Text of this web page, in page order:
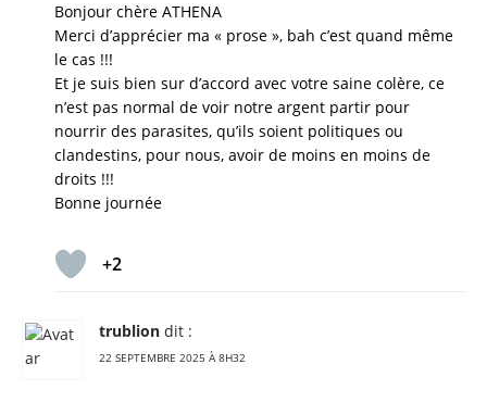
Bonjour chère ATHENA
Merci d’apprécier ma « prose », bah c’est quand même
le cas !!!
Et je suis bien sur d’accord avec votre saine colère, ce
n’est pas normal de voir notre argent partir pour
nourrir des parasites, qu’ils soient politiques ou
clandestins, pour nous, avoir de moins en moins de
droits !!!
Bonne journée
+2
trublion dit :
22 SEPTEMBRE 2025 À 8H32